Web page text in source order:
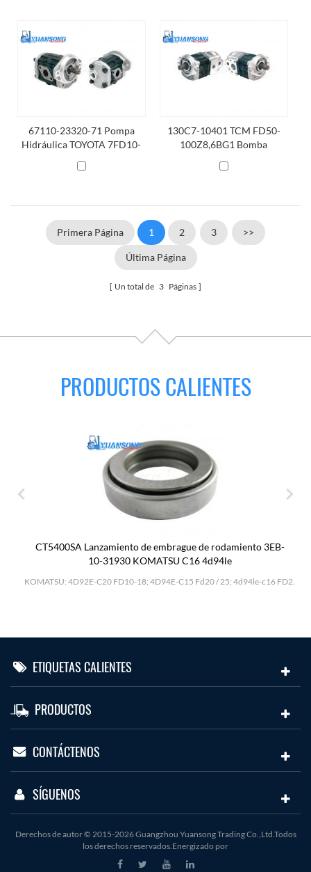
67110-23320-71 Pompa
Hidráulica TOYOTA 7FD10-
130C7-10401 TCM FD50-
100Z8,6BG1 Bomba
Primera Página 1 2 3 >>
Última Página
Un total de 3 Páginas
PRODUCTOS CALIENTES
CT5400SA Lanzamiento de embrague de rodamiento 3EB-
10-31930 KOMATSU C16 4d94le
KOMATSU: 4D92E-C20 FD10-18; 4D94E-C15 Fd20 / 25; 4d94le-c16 FD2.
ETIQUETAS CALIENTES
PRODUCTOS
CONTÁCTENOS
SÍGUENOS
Derechos de autor © 2015-2026 Guangzhou Yuansong Trading Co.,Ltd.Todos
los derechos reservados.Energizado por